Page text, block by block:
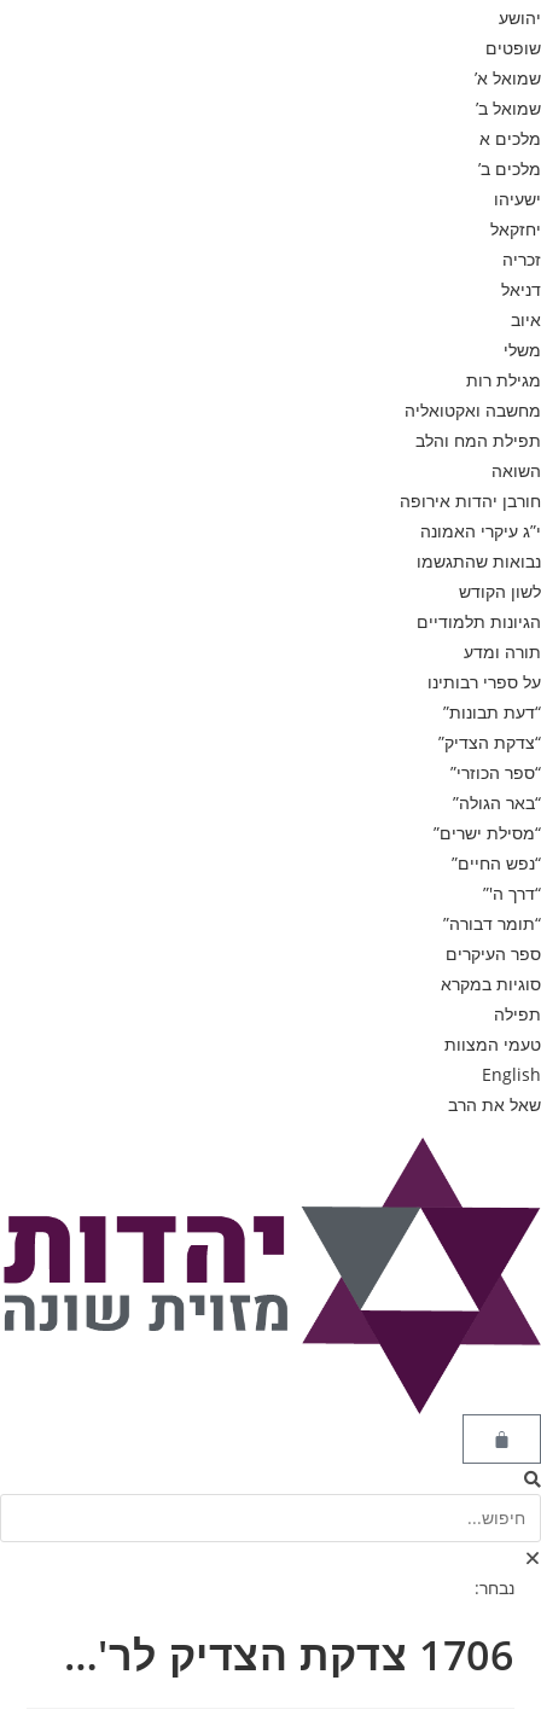
יהושע
שופטים
שמואל א’
שמואל ב’
מלכים א
מלכים ב’
ישעיהו
יחזקאל
זכריה
דניאל
איוב
משלי
מגילת רות
מחשבה ואקטואליה
תפילת המח והלב
השואה
חורבן יהדות אירופה
י”ג עיקרי האמונה
נבואות שהתגשמו
לשון הקודש
הגיונות תלמודיים
תורה ומדע
על ספרי רבותינו
“דעת תבונות”
“צדקת הצדיק”
“ספר הכוזרי”
“באר הגולה”
“מסילת ישרים”
“נפש החיים”
“דרך ה'”
“תומר דבורה”
ספר העיקרים
סוגיות במקרא
תפילה
טעמי המצוות
English
שאל את הרב
נבחר:
1706 צדקת הצדיק לר'…